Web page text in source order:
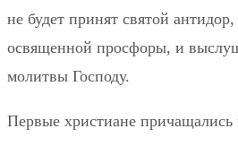
не будет принят святой
освященной просфоры, и
молитвы Господу.
Первые христиане